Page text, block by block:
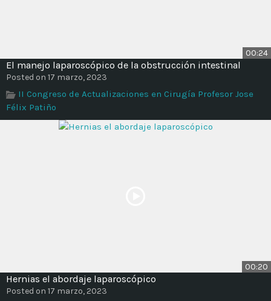
00:24
El manejo laparoscópico de la obstrucción intestinal
Posted on 17 marzo, 2023
II Congreso de Actualizaciones en Cirugía Profesor Jose
Félix Patiño
00:20
Hernias el abordaje laparoscópico
Posted on 17 marzo, 2023